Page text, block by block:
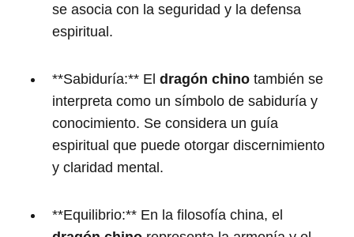
se asocia con la seguridad y la defensa
espiritual.
**Sabiduría:** El dragón chino también se
interpreta como un símbolo de sabiduría y
conocimiento. Se considera un guía
espiritual que puede otorgar discernimiento
y claridad mental.
**Equilibrio:** En la filosofía china, el